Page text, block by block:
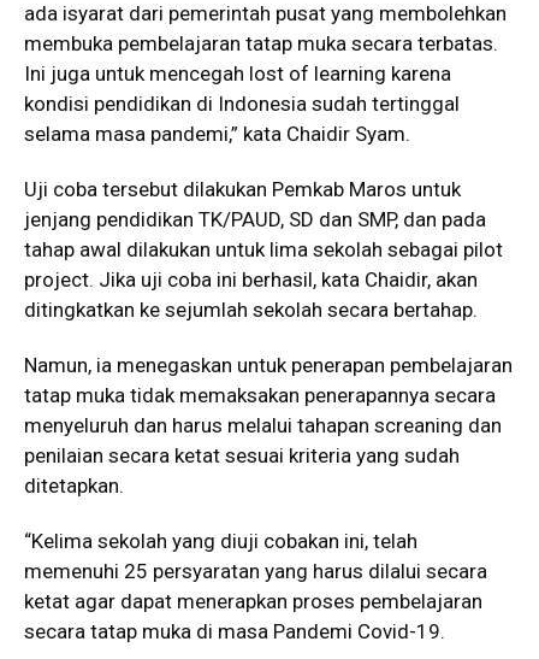
ada isyarat dari pemerintah pusat yang membolehkan
membuka pembelajaran tatap muka secara terbatas.
Ini juga untuk mencegah lost of learning karena
kondisi pendidikan di Indonesia sudah tertinggal
selama masa pandemi,” kata Chaidir Syam.
Uji coba tersebut dilakukan Pemkab Maros untuk
jenjang pendidikan TK/PAUD, SD dan SMP, dan pada
tahap awal dilakukan untuk lima sekolah sebagai pilot
project. Jika uji coba ini berhasil, kata Chaidir, akan
ditingkatkan ke sejumlah sekolah secara bertahap.
Namun, ia menegaskan untuk penerapan pembelajaran
tatap muka tidak memaksakan penerapannya secara
menyeluruh dan harus melalui tahapan screaning dan
penilaian secara ketat sesuai kriteria yang sudah
ditetapkan.
“Kelima sekolah yang diuji cobakan ini, telah
memenuhi 25 persyaratan yang harus dilalui secara
ketat agar dapat menerapkan proses pembelajaran
secara tatap muka di masa Pandemi Covid-19.